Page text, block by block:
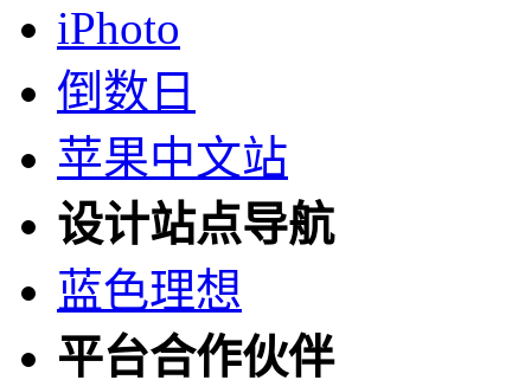
iPhoto
倒数日
苹果中文站
设计站点导航
蓝色理想
平台合作伙伴